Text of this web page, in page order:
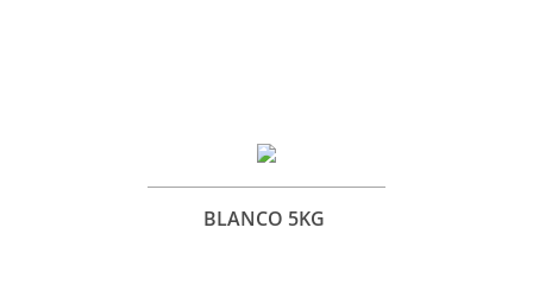
BLANCO 5KG